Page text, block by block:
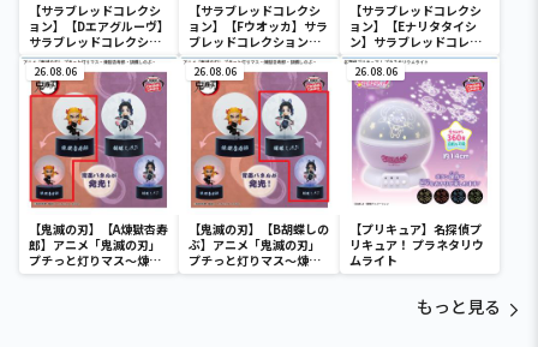
【サラブレッドコレクシ
ョン】【Dエアグルーヴ】
サラブレッドコレクショ
ンマスコットBC3
【サラブレッドコレクシ
ョン】【Fウオッカ】サラ
ブレッドコレクションマ
スコットBC3
【サラブレッドコレクシ
ョン】【Eナリタタイシ
ン】サラブレッドコレク
ションマスコットBC3
26.08.06
【鬼滅の刃】【A煉獄杏寿
郎】アニメ「鬼滅の刃」
プチっと灯りマス～煉獄
杏寿郎・胡蝶しのぶ～
26.08.06
【鬼滅の刃】【B胡蝶しの
ぶ】アニメ「鬼滅の刃」
プチっと灯りマス～煉獄
杏寿郎・胡蝶しのぶ～
26.08.06
【プリキュア】名探偵プ
リキュア！ プラネタリウ
ムライト
もっと見る